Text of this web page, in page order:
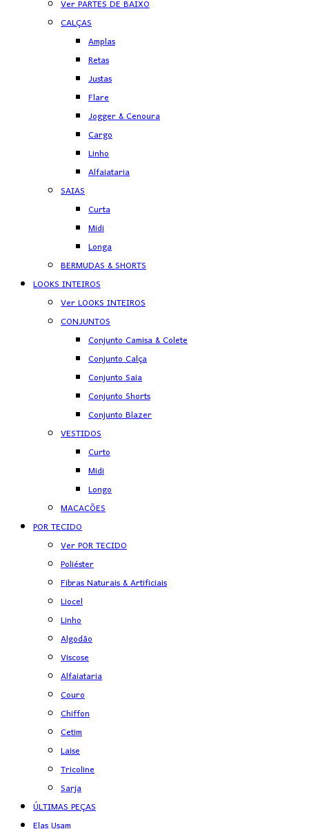
Ver PARTES DE BAIXO
CALÇAS
Amplas
Retas
Justas
Flare
Jogger & Cenoura
Cargo
Linho
Alfaiataria
SAIAS
Curta
Midi
Longa
BERMUDAS & SHORTS
LOOKS INTEIROS
Ver LOOKS INTEIROS
CONJUNTOS
Conjunto Camisa & Colete
Conjunto Calça
Conjunto Saia
Conjunto Shorts
Conjunto Blazer
VESTIDOS
Curto
Midi
Longo
MACACÕES
POR TECIDO
Ver POR TECIDO
Poliéster
Fibras Naturais & Artificiais
Liocel
Linho
Algodão
Viscose
Alfaiataria
Couro
Chiffon
Cetim
Laise
Tricoline
Sarja
ÚLTIMAS PEÇAS